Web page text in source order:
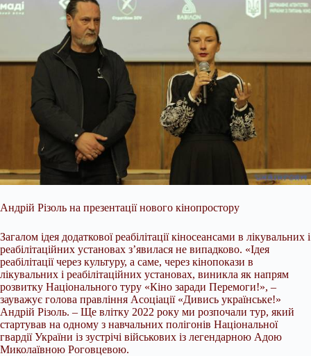
Андрій Різоль на презентації нового кінопростору
Загалом ідея додаткової реабілітації кіносеансами в лікувальних і
реабілітаційних установах з’явилася не випадково. «Ідея
реабілітації через культуру, а саме, через кінопокази в
лікувальних і реабілітаційних установах, виникла як напрям
розвитку Національного туру «Кіно заради Перемоги!», –
зауважує голова правління Асоціації «Дивись українське!»
Андрій Різоль. – Ще влітку 2022 року ми розпочали тур, який
стартував на одному з навчальних полігонів Національної
гвардії України із зустрічі військових із легендарною Адою
Миколаївною Роговцевою.